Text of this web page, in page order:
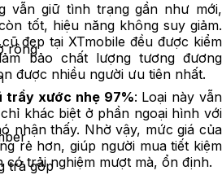
vẫn giữ tình trạng gần như mới,
tốt, hiệu năng không suy giảm.
đẹp tại XTmobile đều được kiểm
bảo chất lượng tương đương
được nhiều người ưu tiên nhất.
trầy xước nhẹ 97%: Loại này vẫn
khác biệt ở phần ngoại hình với
nhận thấy. Nhờ vậy, mức giá của
rẻ hơn, giúp người mua tiết kiệm
có trải nghiệm mượt mà, ổn định.
rộng
trả góp